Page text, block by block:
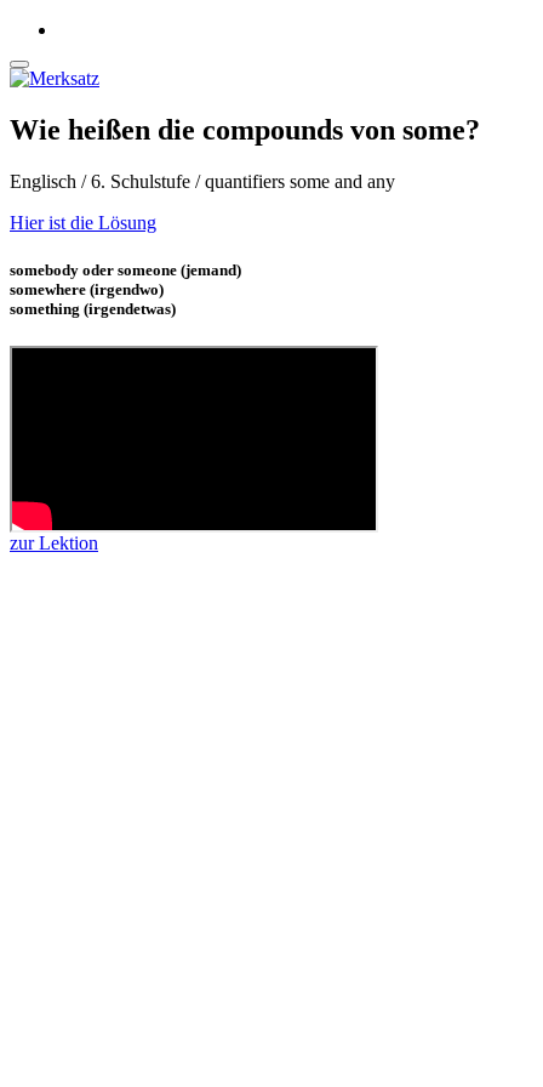
Wie heißen die compounds von some?
Englisch / 6. Schulstufe / quantifiers some and any
Hier ist die Lösung
somebody oder someone (jemand)
somewhere (irgendwo)
something (irgendetwas)
zur Lektion